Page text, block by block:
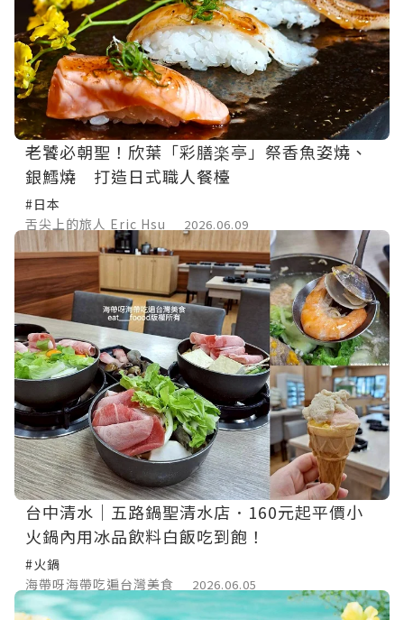
老饕必朝聖！欣葉「彩膳楽亭」祭香魚姿燒、
銀鱈燒 打造日式職人餐檯
#日本
舌尖上的旅人 Eric Hsu
2026.06.09
台中清水｜五路鍋聖清水店．160元起平價小
火鍋內用冰品飲料白飯吃到飽！
#火鍋
海帶呀海帶吃遍台灣美食
2026.06.05